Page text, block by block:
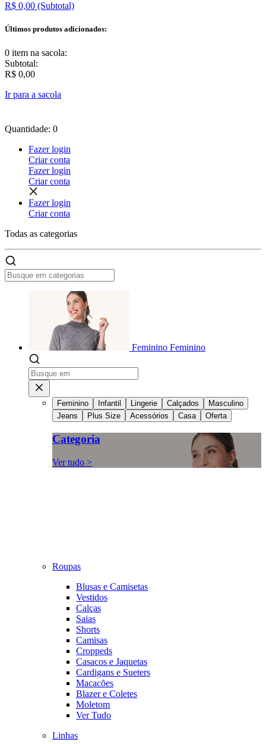
R$ 0,00 (Subtotal)
Últimos produtos adicionados:
0 item na sacola:
Subtotal:
R$ 0,00
Ir para a sacola
Quantidade: 0
Fazer login
Criar conta
Fazer login
Criar conta
Fazer login
Criar conta
Todas as categorias
Feminino Feminino
Feminino Infantil Lingerie Calçados
Masculino
Jeans
Plus Size Acessórios Casa Oferta
Categoria
Ver tudo >
Roupas
Blusas e Camisetas
Vestidos
Calças
Saias
Shorts
Camisas
Croppeds
Casacos e Jaquetas
Cardigans e Sueters
Macacões
Blazer e Coletes
Moletom
Ver Tudo
Linhas